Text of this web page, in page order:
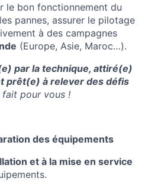
le bon fonctionnement du
pannes, assurer le pilotage
à des campagnes
(Europe, Asie, Maroc…).
par la technique, attiré(e)
prêt(e) à relever des défis
pour vous !
des équipements
et à la mise en service